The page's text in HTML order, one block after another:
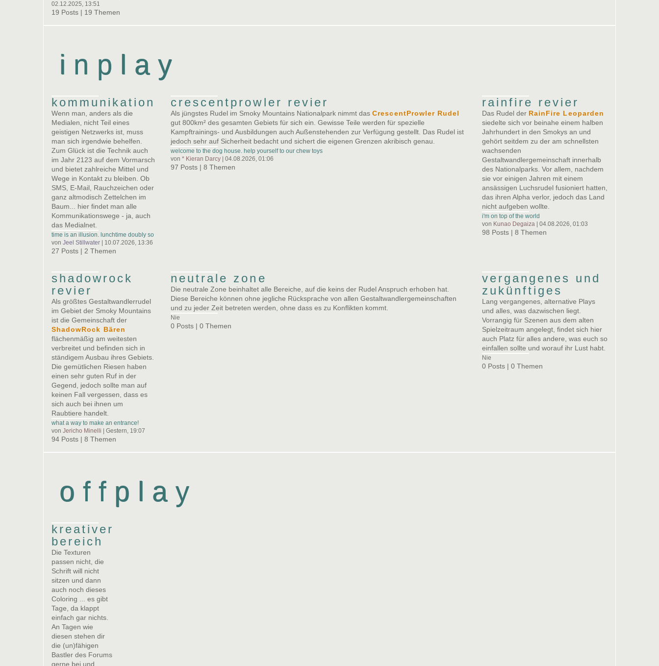
02.12.2025, 13:51
19 Posts | 19 Themen
inplay
kommunikation
Wenn man, anders als die
Medialen, nicht Teil eines
geistigen Netzwerks ist, muss
man sich irgendwie behelfen.
Zum Glück ist die Technik auch
im Jahr 2123 auf dem Vormarsch
und bietet zahlreiche Mittel und
Wege in Kontakt zu bleiben. Ob
SMS, E-Mail, Rauchzeichen oder
ganz altmodisch Zettelchen im
Baum... hier findet man alle
Kommunikationswege - ja, auch
das Medialnet.
time is an illusion. lunchtime doubly so
von Jeel Stillwater | 10.07.2026, 13:36
27 Posts | 2 Themen
crescentprowler revier
Als jüngstes Rudel im Smoky Mountains Nationalpark nimmt dasCrescentProwler Rudel
gut 800km² des gesamten Gebiets für sich ein. Gewisse Teile werden für spezielle
Kampftrainings- und Ausbildungen auch Außenstehenden zur Verfügung gestellt. Das Rudel ist
jedoch sehr auf Sicherheit bedacht und sichert die eigenen Grenzen akribisch genau.
welcome to the dog house. help yourself to our chew toys
von* Kieran Darcy | 04.08.2026, 01:06
97 Posts | 8 Themen
rainfire revier
Das Rudel der RainFire Leoparden
siedelte sich vor beinahe einem halben
Jahrhundert in den Smokys an und
gehört seitdem zu der am schnellsten
wachsenden
Gestaltwandlergemeinschaft innerhalb
des Nationalparks. Vor allem, nachdem
sie vor einigen Jahren mit einem
ansässigen Luchsrudel fusioniert hatten,
das ihren Alpha verlor, jedoch das Land
nicht aufgeben wollte.
i'm on top of the world
von Kunao Degaiza | 04.08.2026, 01:03
98 Posts | 8 Themen
shadowrock
revier
Als größtes Gestaltwandlerrudel
im Gebiet der Smoky Mountains
ist die Gemeinschaft der
ShadowRock Bären
flächenmäßig am weitesten
verbreitet und befinden sich in
ständigem Ausbau ihres Gebiets.
Die gemütlichen Riesen haben
einen sehr guten Ruf in der
Gegend, jedoch sollte man auf
keinen Fall vergessen, dass es
sich auch bei ihnen um
Raubtiere handelt.
what a way to make an entrance!
von Jericho Minelli Gestern, 19:07
94 Posts | 8 Themen
neutrale zone
Die neutrale Zone beinhaltet alle Bereiche, auf die keins der Rudel Anspruch erhoben hat.
Diese Bereiche können ohne jegliche Rücksprache von allen Gestaltwandlergemeinschaften
und zu jeder Zeit betreten werden, ohne dass es zu Konflikten kommt.
Nie
0 Posts | 0 Themen
vergangenes und
zukünftiges
Lang vergangenes, alternative Plays
und alles, was dazwischen liegt.
Vorrangig für Szenen aus dem alten
Spielzeitraum angelegt, findet sich hier
auch Platz für alles andere, was euch so
einfallen sollte und worauf ihr Lust habt.
Nie
0 Posts | 0 Themen
offplay
kreativer
bereich
Die Texturen
passen nicht, die
Schrift will nicht
sitzen und dann
auch noch dieses
Coloring ... es gibt
Tage, da klappt
einfach gar nichts.
An Tagen wie
diesen stehen dir
die (un)fähigen
Bastler des Forums
gerne bei und